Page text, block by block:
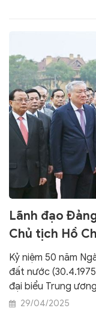
Lãnh đạo
Chủ tịch Hồ
Kỷ niệm 50 năm
đất nước
đại biểu Trung
Chính phủ, Ủy ban
29/04/2025